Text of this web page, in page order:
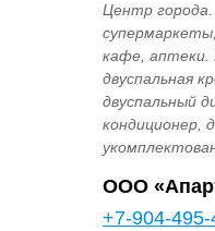
Центр
кафе, аптеки.
двуспальная
двуспальный
кондиционер,
OOO
+7-904-495-